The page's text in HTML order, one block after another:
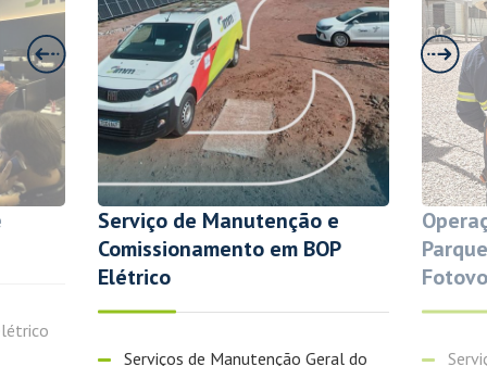
Operação & Manutenção –
Parques Eólicos e Usinas
Fotovoltaicas
Serviços de Operação e Manutenção